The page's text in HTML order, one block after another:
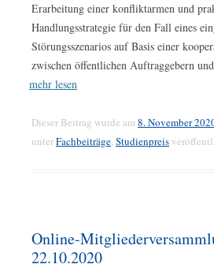
Erarbeitung einer konfliktarmen und
Handlungsstrategie für den Fall eines
Störungsszenarios auf Basis einer
zwischen öffentlichen Auftraggebern
mehr lesen
Dieser Beitrag wurde am8. November
unterFachbeiträge, Studienpreis
Online-
22.10.2020